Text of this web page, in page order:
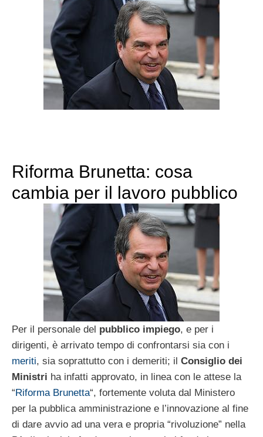
Riforma Brunetta: cosa
cambia per il lavoro pubblico
Per il personale del pubblico impiego, e per i
dirigenti, è arrivato tempo di confrontarsi sia con i
meriti, sia soprattutto con i demeriti; il Consiglio dei
Ministri ha infatti approvato, in linea con le attese la
“ Riforma Brunetta“, fortemente voluta dal Ministero
per la pubblica amministrazione e l’innovazione al fine
di dare avvio ad una vera e propria “rivoluzione” nella